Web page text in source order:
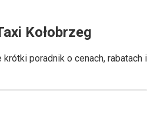
Kołobrzeg
poradnik o cenach, rabatach i